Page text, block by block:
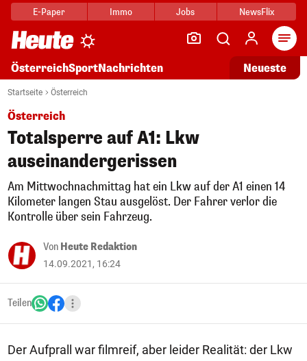
E-Paper Immo Jobs NewsFlix
ÖsterreichSportNachrichten Neueste
Startseite Österreich
Österreich
Totalsperre auf A1: Lkw
auseinandergerissen
Am Mittwochnachmittag hat ein Lkw auf der A1 einen 14
Kilometer langen Stau ausgelöst. Der Fahrer verlor die
Kontrolle über sein Fahrzeug.
Von Heute Redaktion
14.09.2021, 16:24
Teilen
Der Aufprall war filmreif, aber leider Realität: der Lkw